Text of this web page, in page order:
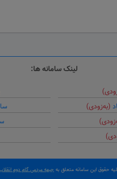
لینک سامانه ها:
(به‌زودی)
حقوق این سامانه متعلق بهجبهه مردمی گام دوم